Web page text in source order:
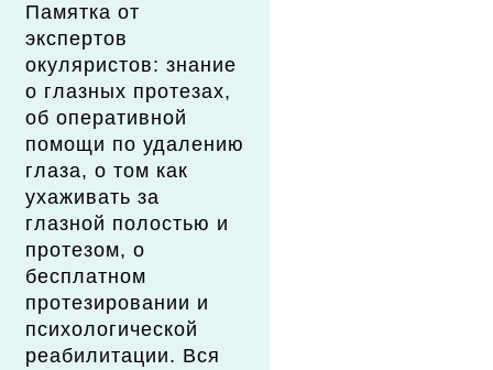
Памятка от
экспертов
окуляристов: знание
о глазных протезах,
об оперативной
помощи по удалению
глаза, о том как
ухаживать за
глазной полостью и
протезом, о
бесплатном
протезировании и
психологической
реабилитации. Вся